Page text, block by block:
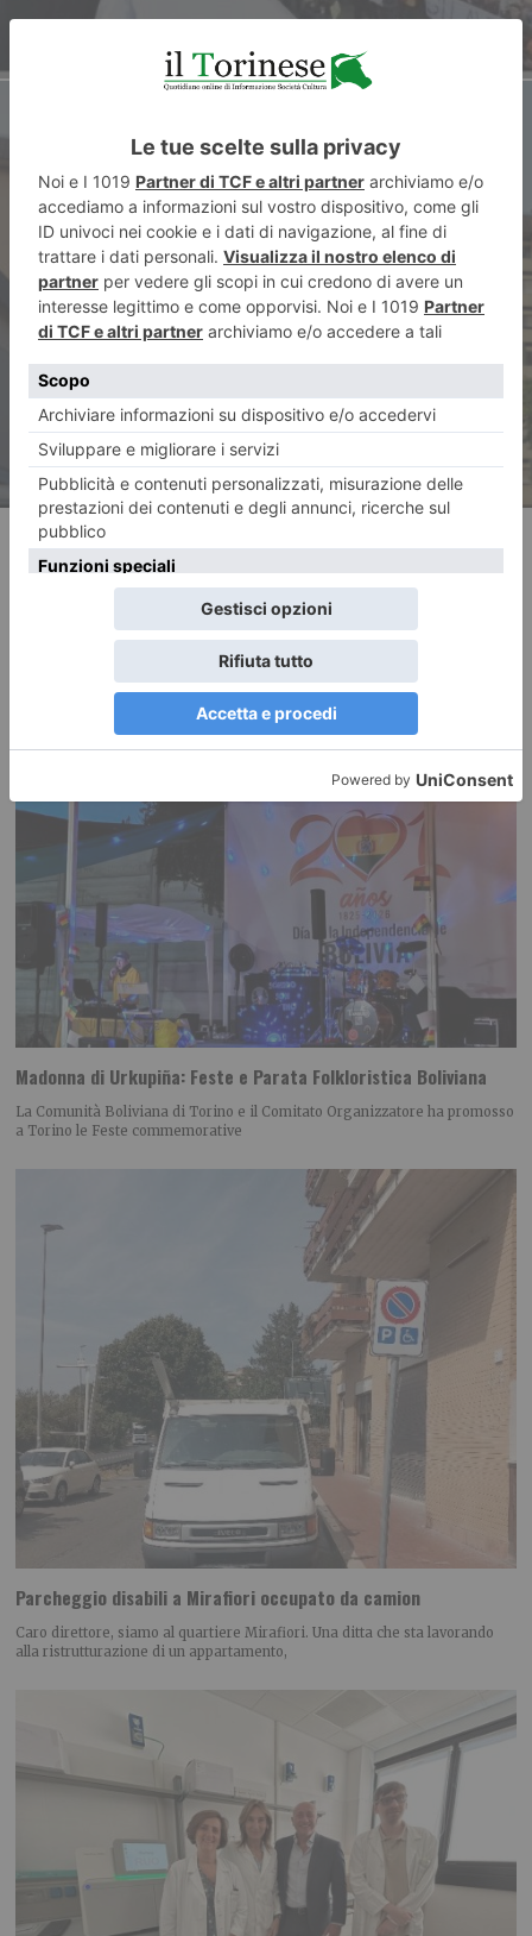
ARTICOLO SUCCESSIVO
Ragazza di 25 anni morta un
mese dopo l’incidente
RECENTI:
Madonna di Urkupiña: Feste e Parata Folkloristica Boliviana
La Comunità Boliviana di Torino e il Comitato Organizzatore ha promosso
a Torino le Feste commemorative
Parcheggio disabili a Mirafiori occupato da camion
Caro direttore, siamo al quartiere Mirafiori. Una ditta che sta lavorando
alla ristrutturazione di un appartamento,